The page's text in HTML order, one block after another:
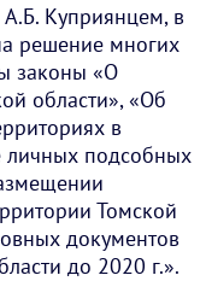
А.Б. Куприянцем, в
решение многих
законы «О
области», «Об
в
личных подсобных
Томской
документов
до 2020 г.».